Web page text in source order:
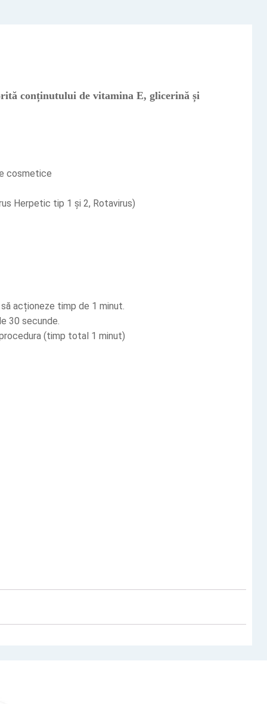
conținutului de vitamina E, glicerină și
cosmetice
Herpetic tip 1 și 2, Rotavirus)
acționeze timp de 1 minut.
30 secunde.
(timp total 1 minut)